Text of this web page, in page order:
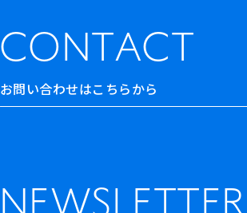
CONTACT
お問い合わせはこちらから